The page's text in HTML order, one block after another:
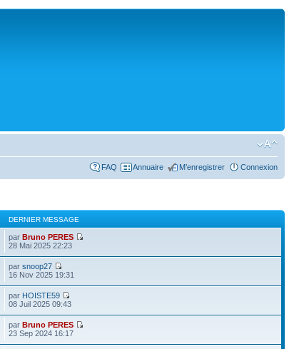
FAQ Annuaire M’enregistrer Connexion
DERNIER MESSAGE
parBruno PERES
28 Mai 2025 22:23
parsnoop27
16 Nov 2025 19:31
par HOISTE59
08 Juil 2025 09:43
parBruno PERES
23 Sep 2024 16:17